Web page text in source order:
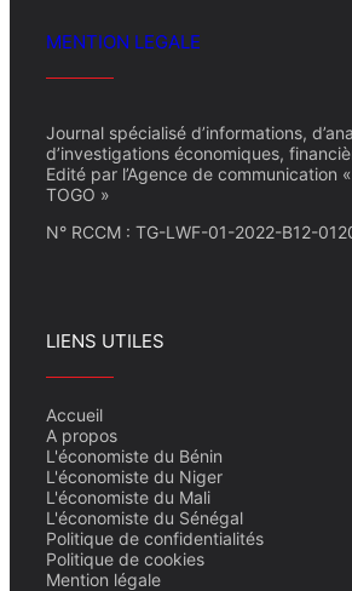
MENTION LEGALE
Journal spécialisé d’informations,
d’investigations économiques,
Edité par l’Agence de communication
TOGO »
N° RCCM : TG-LWF-01-2022-B12-
LIENS UTILES
Accueil
A propos
L'économiste du Bénin
L'économiste du Niger
L'économiste du Mali
L'économiste du Sénégal
Politique de confidentialités
Politique de cookies
Mention légale